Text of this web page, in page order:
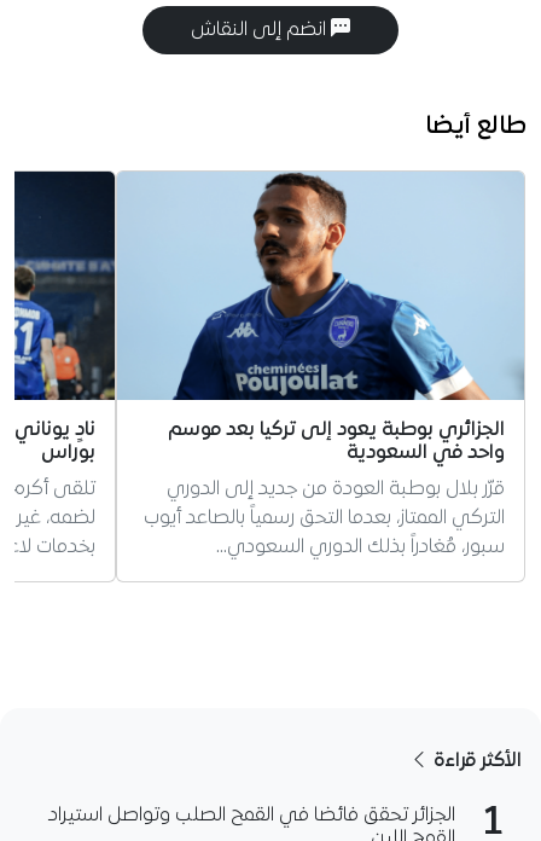
انضم إلى النقاش
طالع أيضا
الجزائري بوطبة يعود إلى تركيا بعد موسم
واحد في السعودية
قرّر بلال بوطبة العودة من جديد إلى الدوري
التركي الممتاز، بعدما التحق رسمياً بالصاعد أيوب
سبور، مُغادراً بذلك الدوري السعودي…
نادٍ
بوراس
تلقى أكرم
لضمه، غير
بخدمات
الأكثر قراءة
1
الجزائر تحقق فائضا في القمح الصلب وتواصل استيراد